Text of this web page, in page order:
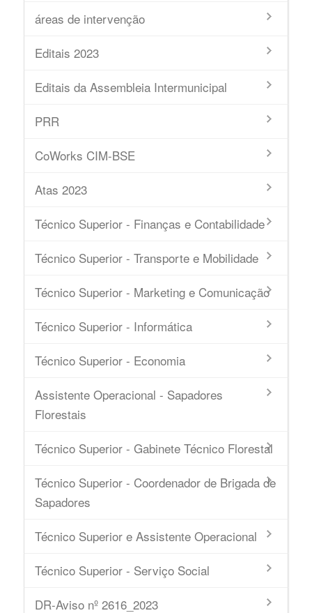
áreas de intervenção
Editais 2023
Editais da Assembleia Intermunicipal
PRR
CoWorks CIM-BSE
Atas 2023
Técnico Superior - Finanças e Contabilidade
Técnico Superior - Transporte e Mobilidade
Técnico Superior - Marketing e Comunicação
Técnico Superior - Informática
Técnico Superior - Economia
Assistente Operacional - Sapadores
Florestais
Técnico Superior - Gabinete Técnico Florestal
Técnico Superior - Coordenador de Brigada de
Sapadores
Técnico Superior e Assistente Operacional
Técnico Superior - Serviço Social
DR-Aviso nº 2616_2023